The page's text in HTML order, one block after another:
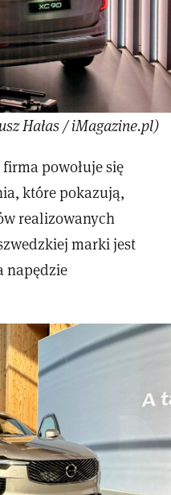
Hałas / iMagazine.pl)
powołuje się
które pokazują,
realizowanych
marki jest
napędzie